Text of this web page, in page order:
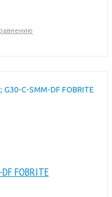
FOBRITE